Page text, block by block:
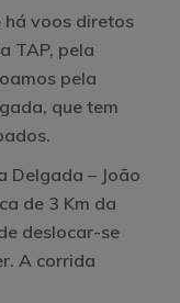
há voos diretos
TAP, pela
pela
que tem
Delgada – João
de 3 Km da
deslocar-se
A corrida